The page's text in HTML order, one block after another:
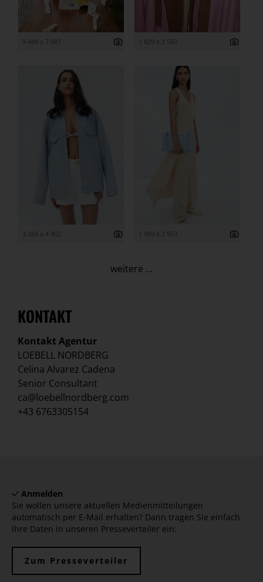
9 449 x 7 087 1 829 x 2 560
3 268 x 4 902 1 969 x 2 953
weitere ...
KONTAKT
Kontakt Agentur
LOEBELL NORDBERG
Celina Alvarez Cadena
Senior Consultant
ca@loebellnordberg.com
+43 6763305154
Anmelden
Sie wollen unsere aktuellen Medienmitteilungen
automatisch per E-Mail erhalten? Dann tragen Sie einfach
Ihre Daten in unseren Presseverteiler ein:
Zum Presseverteiler